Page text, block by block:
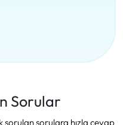
Sorular
sorulan sorulara hızla cevap